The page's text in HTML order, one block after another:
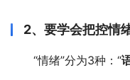
2、要学会把控情
“情绪”分为3种：“